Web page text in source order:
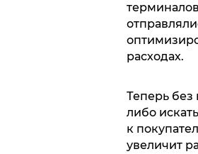
расходах.
Теперь без
либо
к
увеличит